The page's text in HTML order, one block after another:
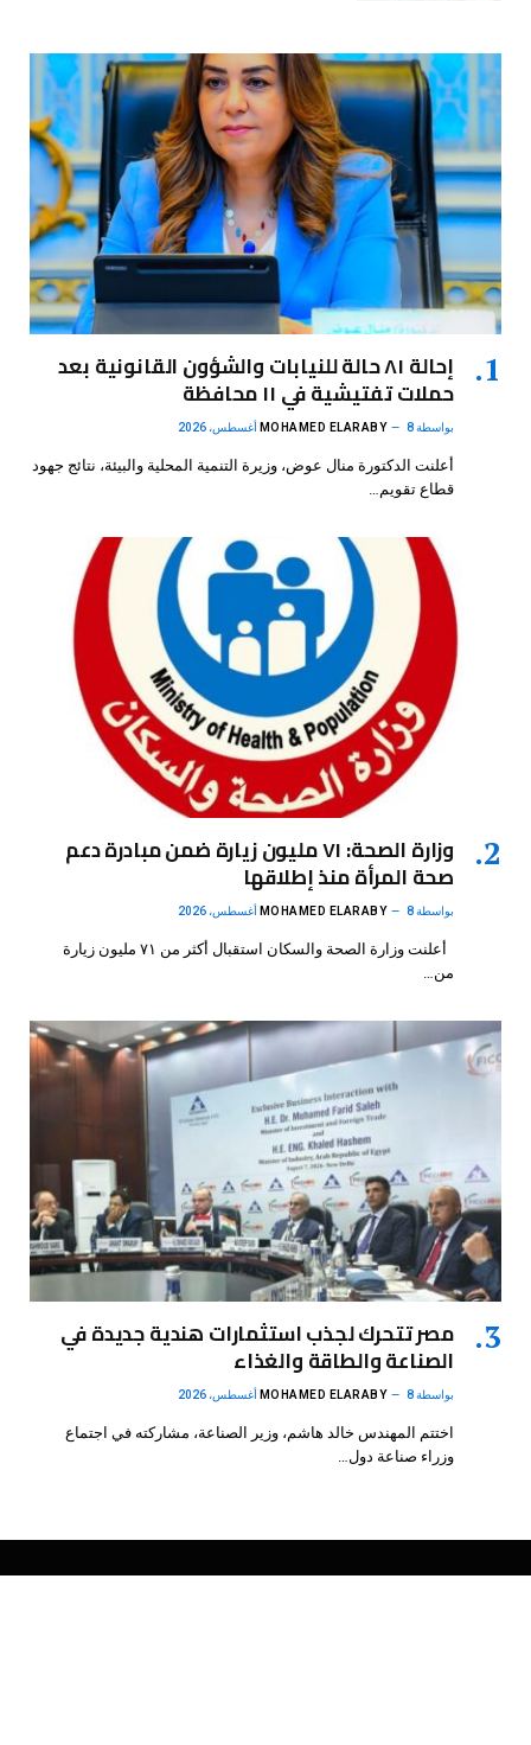
إحالة ٨١ حالة للنيابات والشؤون القانونية بعد
حملات تفتيشية في ١١ محافظة
بواسطة MOHAMED ELARABY 8 أغسطس، 2026
أعلنت الدكتورة منال عوض، وزيرة التنمية المحلية والبيئة، نتائج جهود
قطاع تقويم…
وزارة الصحة: ٧١ مليون زيارة ضمن مبادرة دعم
صحة المرأة منذ إطلاقها
بواسطة MOHAMED ELARABY 8 أغسطس، 2026
أعلنت وزارة الصحة والسكان استقبال أكثر من ٧١ مليون زيارة
من…
مصر تتحرك لجذب استثمارات هندية جديدة في
الصناعة والطاقة والغذاء
بواسطة MOHAMED ELARABY 8 أغسطس، 2026
اختتم المهندس خالد هاشم، وزير الصناعة، مشاركته في اجتماع
وزراء صناعة دول…